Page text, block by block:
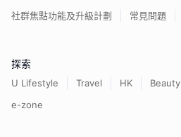
社群焦點功能及升級計劃
常見問題
探索
U Lifestyle Travel HK Beauty
e-zone